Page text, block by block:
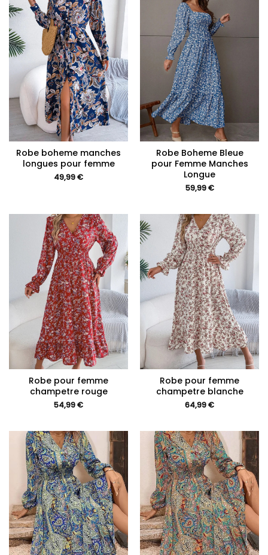
Robe boheme manches
longues pour femme
49,99€
Robe Boheme Bleue
pour Femme Manches
Longue
59,99€
Robe pour femme
champetre rouge
54,99€
Robe pour femme
champetre blanche
64,99€